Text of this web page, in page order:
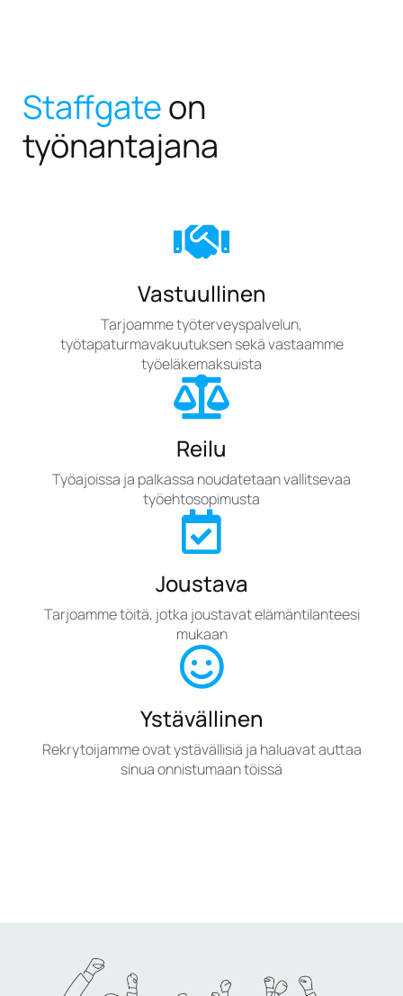
Staffgateon
työnantajana
Vastuullinen
Tarjoamme työterveyspalvelun,
työtapaturmavakuutuksen sekä vastaamme
työeläkemaksuista
Reilu
Työajoissa ja palkassa noudatetaan vallitsevaa
työehtosopimusta
Joustava
Tarjoamme töitä, jotka joustavat elämäntilanteesi
mukaan
Ystävällinen
Rekrytoijamme ovat ystävällisiä ja haluavat auttaa
sinua onnistumaan töissä